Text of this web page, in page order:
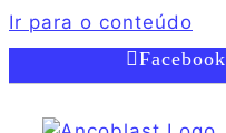
Ir para o conteúdo
Facebook